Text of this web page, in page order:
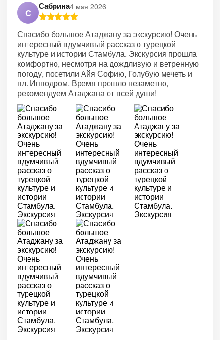
С
Сабрина4 мая 2026
Спасибо большое Атаджану за экскурсию! Очень
интересный вдумчивый рассказ о турецкой
культуре и истории Стамбула. Экскурсия прошла
комфортно, несмотря на дождливую и ветренную
погоду, посетили Айя Софию, Голубую мечеть и
пл. Ипподром. Время прошло незаметно,
рекомендуем Атаджана от всей души!